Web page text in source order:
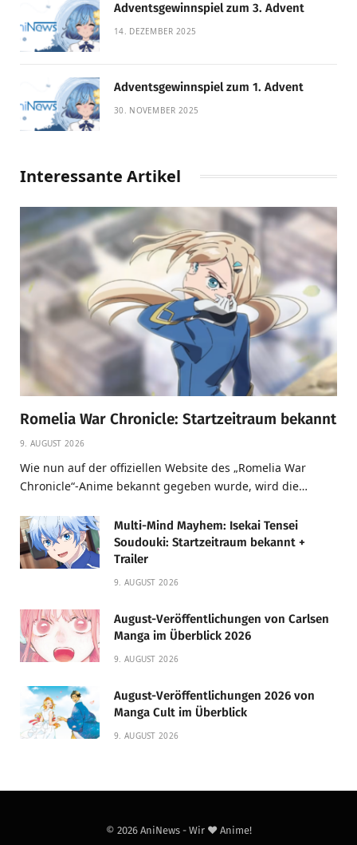
Adventsgewinnspiel zum 3. Advent
14. DEZEMBER 2025
Adventsgewinnspiel zum 1. Advent
30. NOVEMBER 2025
Interessante Artikel
Romelia War Chronicle: Startzeitraum bekannt
9. AUGUST 2026
Wie nun auf der offiziellen Website des „Romelia War
Chronicle“-Anime bekannt gegeben wurde, wird die…
Multi-Mind Mayhem: Isekai Tensei
Soudouki: Startzeitraum bekannt +
Trailer
9. AUGUST 2026
August-Veröffentlichungen von Carlsen
Manga im Überblick 2026
9. AUGUST 2026
August-Veröffentlichungen 2026 von
Manga Cult im Überblick
9. AUGUST 2026
© 2026 AniNews - Wir ❤️ Anime!